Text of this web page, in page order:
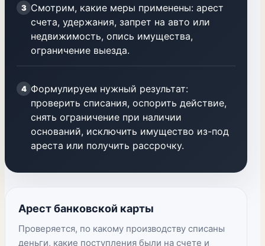
3 Смотрим, какие меры применены: арест
счета, удержания, запрет на авто или
недвижимость, опись имущества,
ограничение выезда.
4 Формулируем нужный результат:
проверить списания, оспорить действие,
снять ограничение при наличии
оснований, исключить имущество из-под
ареста или получить рассрочку.
Арест банковской карты
Проверяется, по какому производству списаны
деньги, какие поступления были на счете и